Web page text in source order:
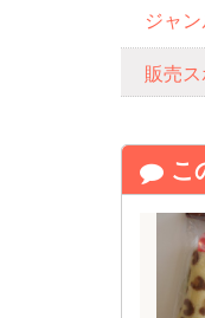
ジャ
販売ス
こ